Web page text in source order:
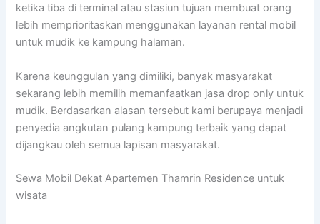
ketika tiba di terminal atau stasiun tujuan membuat orang
lebih memprioritaskan menggunakan layanan rental mobil
untuk mudik ke kampung halaman.
Karena keunggulan yang dimiliki, banyak masyarakat
sekarang lebih memilih memanfaatkan jasa drop only untuk
mudik. Berdasarkan alasan tersebut kami berupaya menjadi
penyedia angkutan pulang kampung terbaik yang dapat
dijangkau oleh semua lapisan masyarakat.
Sewa Mobil Dekat Apartemen Thamrin Residence untuk
wisata